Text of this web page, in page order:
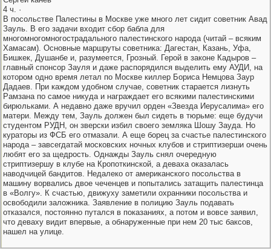
4 ч. ·
В посольстве Палестины в Москве уже много лет сидит советник Авад
Зауль. В его задачи входит сбор бабла для
многомногомногострадального палестинского народа (читай – всяким
Хамасам). Основные маршруты советника: Дагестан, Казань, Уфа,
Бишкек, Душанбе и, разумеется, Грозный. Герой в законе Кадыров –
главный спонсор Зауля и даже распорядился выделить ему АУДИ, на
котором одно время летал по Москве киллер Бориса Немцова Заур
Дадаев. При каждом удобном случае, советник старается лизнуть
Рамзана по самое никуда и награждает его всякими палестинскими
бирюльками. А недавно даже вручил орден «Звезда Иерусалима» его
матери. Между тем, Зауль должен был сидеть в тюрьме: еще будучи
студентом РУДН, он зверски избил своего земляка Шошу Зауда. Но
кураторы из ФСБ его отмазали. А еще борец за счастье палестинского
народа – завсегдатай московских ночных клубов и стриптизерши очень
любят его за щедрость. Однажды Зауль снял очередную
стриптизершу в клубе на Кропоткинской, а деваха оказалась
наводчицей бандитов. Недалеко от американского посольства в
машину ворвались двое чеченцев и попытались затащить палестинца
в «Волгу». К счастью, движуху заметили охранники посольства и
освободили заложника. Заявление в полицию Зауль подавать
отказался, постоянно путался в показаниях, а потом и вовсе заявил,
что деваху видит впервые, а обнаруженные при нем 20 тыс баксов,
нашел на улице.